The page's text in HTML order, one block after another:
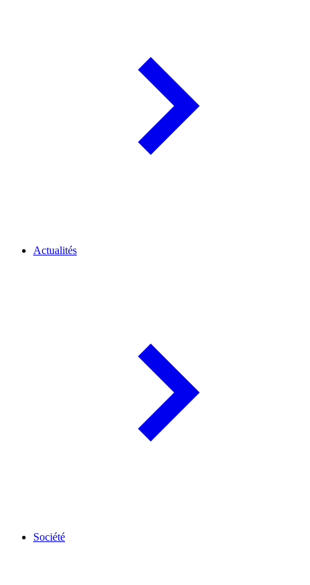
Actualités
Société